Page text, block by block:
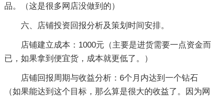
品。（这是很多网店没做到的）
六、店铺投资回报分析及策划时间安排。
店铺建立成本：1000元（主要是进货需要一点资金而
已，如果拿到便宜货，成本就更低了。）
店铺回报周期与收益分析：6个月内达到一个钻石
（如果能达到这个目标，那么算是很大的收益了。因为网